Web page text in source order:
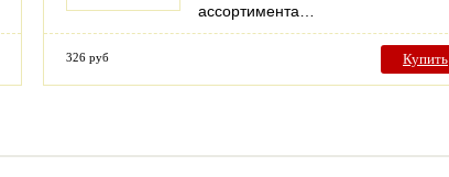
ассортимента…
326 руб Купить